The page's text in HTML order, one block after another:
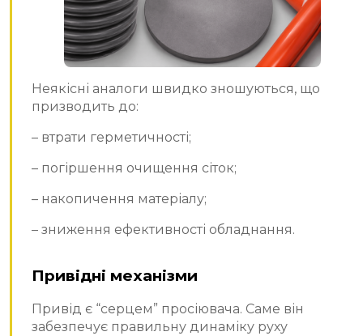
Неякісні аналоги швидко зношуються, що
призводить до:
– втрати герметичності;
– погіршення очищення сіток;
– накопичення матеріалу;
– зниження ефективності обладнання.
Привідні механізми
Привід є “серцем” просіювача. Саме він
забезпечує правильну динаміку руху